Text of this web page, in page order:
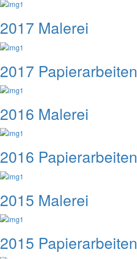
2017 Malerei
2017 Papierarbeiten
2016 Malerei
2016 Papierarbeiten
2015 Malerei
2015 Papierarbeiten